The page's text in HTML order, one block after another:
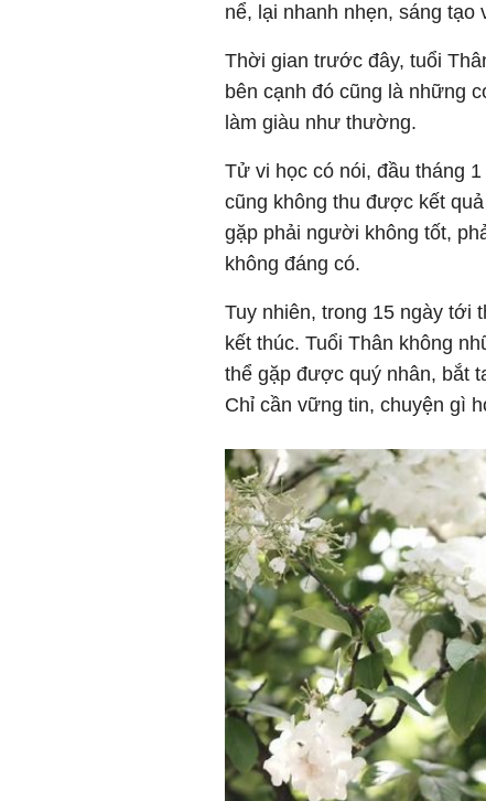
nể, lại nhanh nhẹn, sáng tạo
Thời gian trước đây, tuổi
bên cạnh đó cũng là những
làm giàu như thường.
Tử vi học có nói, đầu tháng
cũng không thu được kết
gặp phải người không tốt,
không đáng có.
Tuy nhiên, trong 15 ngày tới
kết thúc. Tuổi Thân không
thể gặp được quý nhân, bắt
Chỉ cần vững tin, chuyện gì